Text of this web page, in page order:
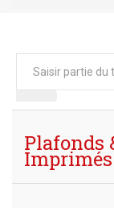
Plafonds